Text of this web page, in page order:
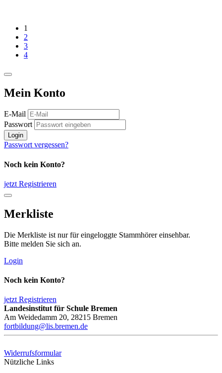
1
2
3
4
Mein Konto
E-Mail
Passwort
Login
Passwort vergessen?
Noch kein Konto?
jetzt Registrieren
Merkliste
Die Merkliste ist nur für eingeloggte Stammhörer einsehbar.
Bitte melden Sie sich an.
Login
Noch kein Konto?
jetzt Registrieren
Landesinstitut für Schule Bremen
Am Weidedamm 20, 28215 Bremen
fortbildung@lis.bremen.de
Widerrufsformular
Nützliche Links